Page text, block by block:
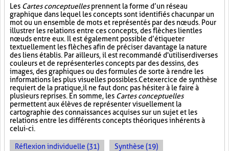
Les Cartes conceptuellesprennent la forme d’un réseau
graphique dans lequel les concepts sont identifiés chacun par un
mot ou un ensemble de mots et représentés par des nœuds. Pour
illustrer les relations entre ces concepts, des flèches lient les
nœuds entre eux. Il est également possible d’étiqueter
textuellement les flèches afin de préciser davantage la nature
des liens établis. Par ailleurs, il est recommandé d'utiliser diverses
couleurs et de représenter les concepts par des dessins, des
images, des graphiques ou des formules de sorte à rendre les
informations les plus visuelles possibles. Cet exercice de synthèse
requiert de la pratique, il ne faut donc pas hésiter à le faire à
plusieurs reprises. En somme, les Cartes conceptuelles
permettent aux élèves de représenter visuellement la
cartographie des connaissances acquises sur un sujet et les
relations entre les différents concepts théoriques inhérents à
celui-ci.
Réflexion individuelle (31) Synthèse (19)